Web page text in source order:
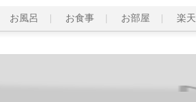
お風呂 お食事 お部屋 楽